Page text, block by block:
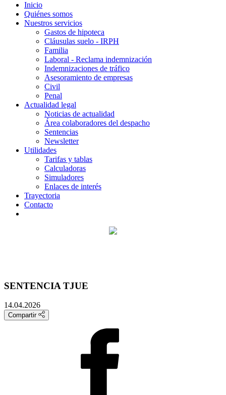
Inicio
Quiénes somos
Nuestros servicios
Gastos de hipoteca
Cláusulas suelo - IRPH
Familia
Laboral - Reclama indemnización
Indemnizaciones de tráfico
Asesoramiento de empresas
Civil
Penal
Actualidad legal
Noticias de actualidad
Área colaboradores del despacho
Sentencias
Newsletter
Utilidades
Tarifas y tablas
Calculadoras
Simuladores
Enlaces de interés
Trayectoria
Contacto
SENTENCIA TJUE
14.04.2026
Compartir